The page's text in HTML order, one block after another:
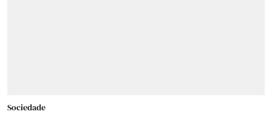
Sociedade